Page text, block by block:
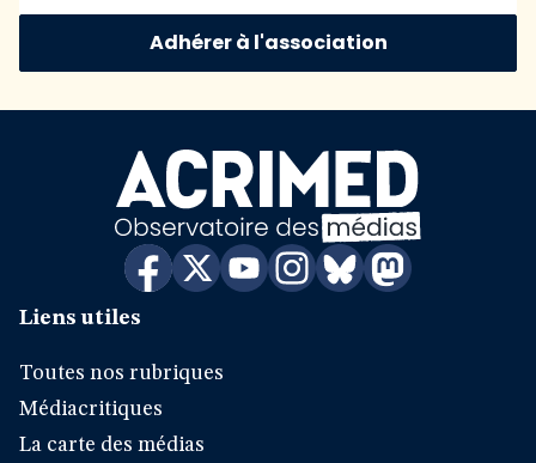
Adhérer à l'association
Liens utiles
Toutes nos rubriques
Médiacritiques
La carte des médias